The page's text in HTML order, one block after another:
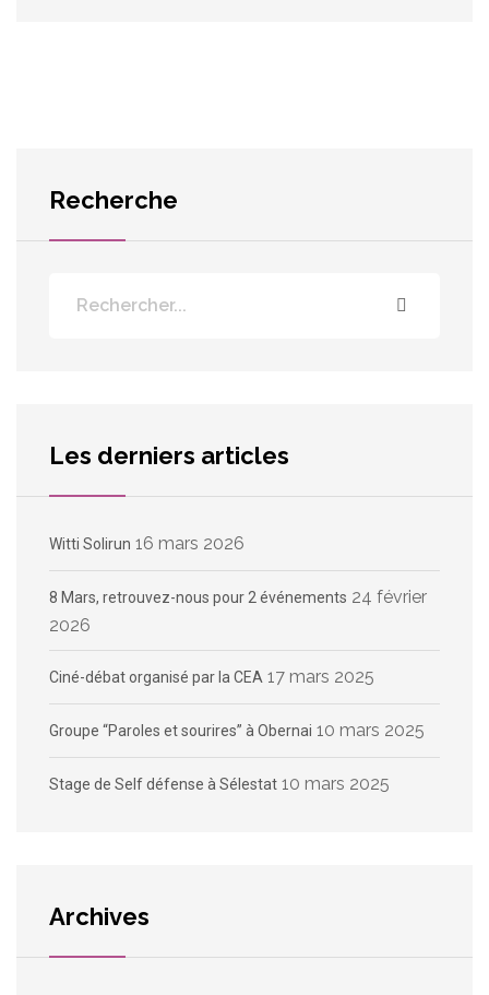
Recherche
Les derniers articles
Witti Solirun 16 mars 2026
8 Mars, retrouvez-nous pour 2 événements 24 février
2026
Ciné-débat organisé par la CEA 17 mars 2025
Groupe “Paroles et sourires” à Obernai 10 mars 2025
Stage de Self défense à Sélestat 10 mars 2025
Archives